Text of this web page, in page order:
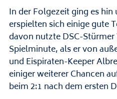
In der Folgezeit ging es
erspielten sich einige gute
davon nutzte DSC-
Spielminute, als er von
und Eispiraten-Keeper
einiger weiterer Chancen
beim 2:1 nach dem ersten